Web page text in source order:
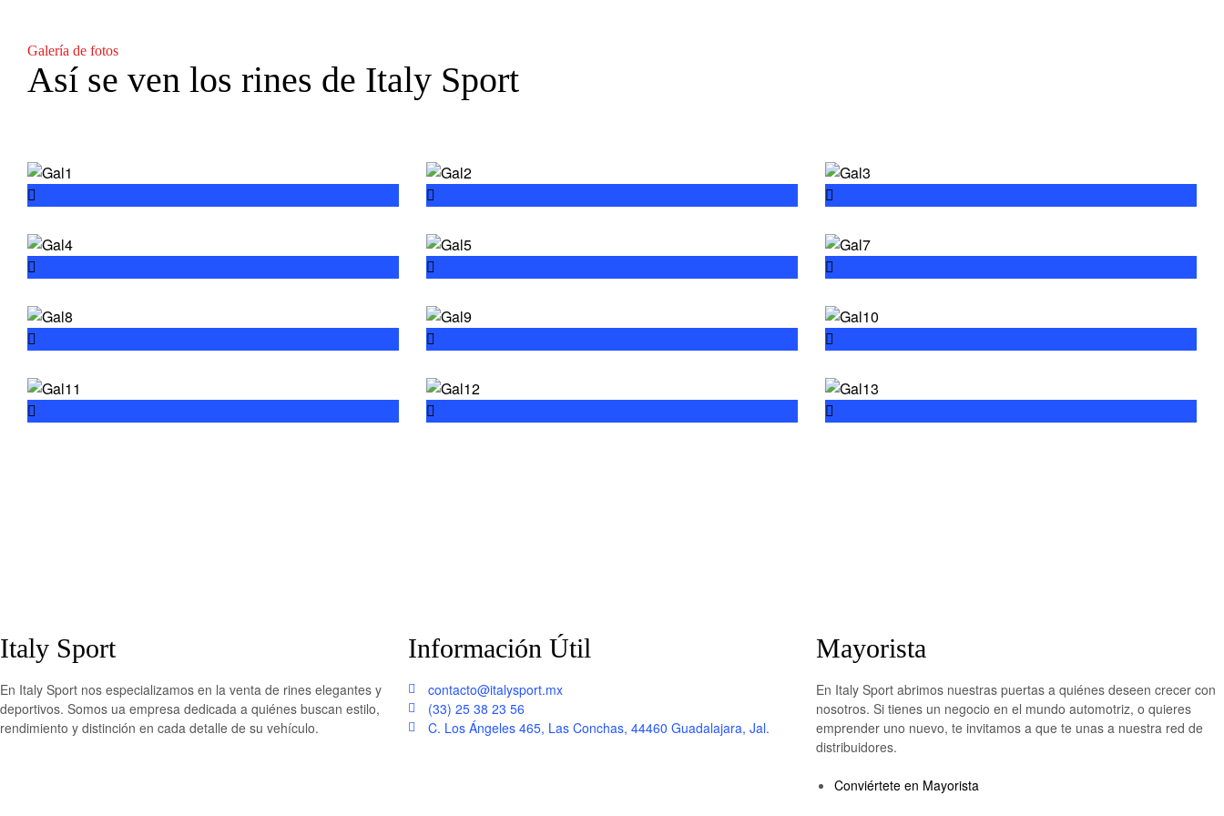
Galería de fotos
Así se ven los rines de Italy Sport
Italy Sport
En Italy Sport nos especializamos en la venta de rines elegantes y
deportivos. Somos ua empresa dedicada a quiénes buscan estilo,
rendimiento y distinción en cada detalle de su vehículo.
Información Útil
contacto@italysport.mx
(33) 25 38 23 56
C. Los Ángeles 465, Las Conchas, 44460 Guadalajara, Jal.
Mayorista
En Italy Sport abrimos nuestras puertas a quiénes deseen crecer con
nosotros. Si tienes un negocio en el mundo automotriz, o quieres
emprender uno nuevo, te invitamos a que te unas a nuestra red de
distribuidores.
Conviértete en Mayorista